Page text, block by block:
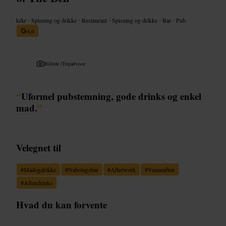
krkr • Spisning og drikke • Restaurant • Spisning og drikke • Bar • Pub
4,6
Billede /Tripadvisor
“Uformel pubstemning, gode drinks og enkel
mad.”
Velegnet til
#Madogdrikke #Nabolagsbar #Afterwork #Venneaften
#Aftendrinks
Hvad du kan forvente